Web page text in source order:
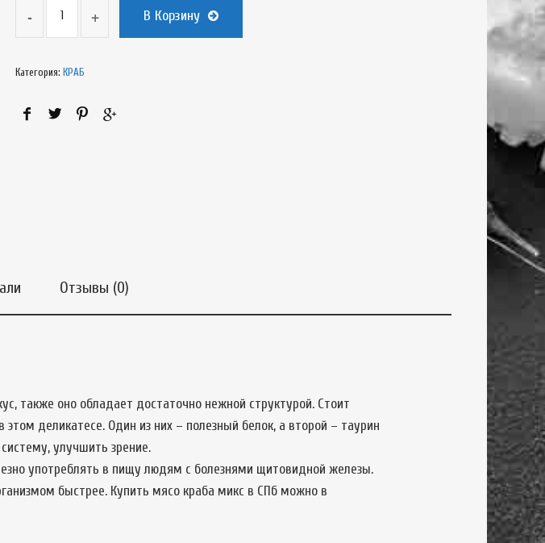
В Корзину
Категория: КРАБ
Отзывы (0)
также оно обладает достаточно нежной структурой. Стоит
деликатесе. Один из них – полезный белок, а второй – таурин
улучшить зрение.
употреблять в пищу людям с болезнями щитовидной железы.
быстрее. Купить мясо краба микс в СПб можно в